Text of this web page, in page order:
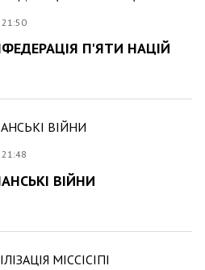
П'ЯТИ НАЦІЙ
ВІЙНИ